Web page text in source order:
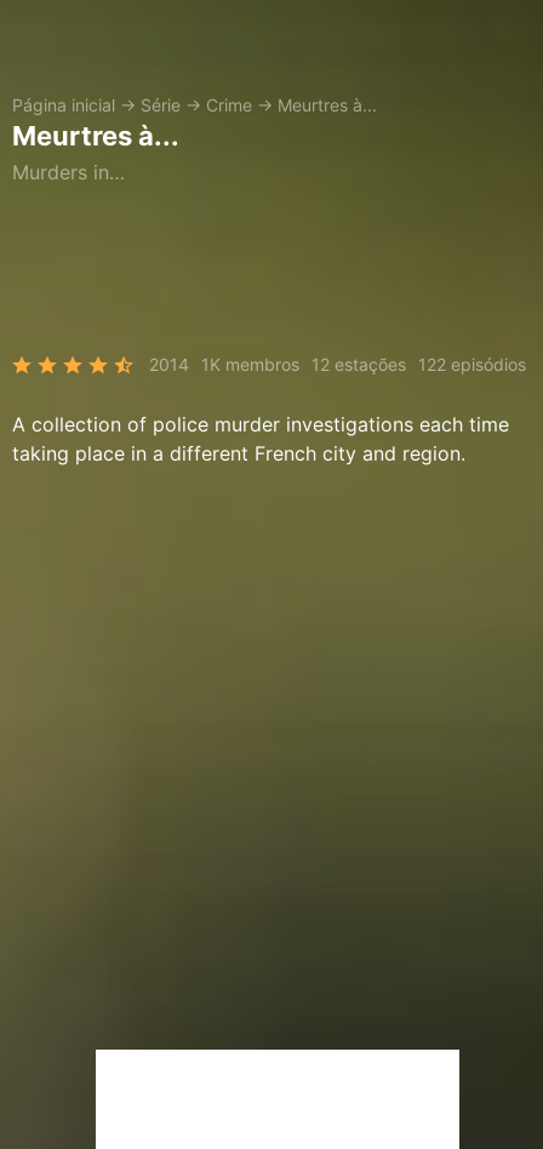
Página inicial → Série → Crime → Meurtres à...
Meurtres à...
Murders in…
2014 1K membros 12 estações 122 episódios
A collection of police murder investigations each time
taking place in a different French city and region.